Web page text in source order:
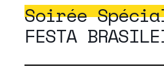
Soirée
FESTA